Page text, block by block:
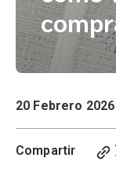
20 Febrero 2026
Compartir